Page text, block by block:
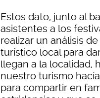
Estos dato, junto al
asistentes a los
realizar un análisis
turístico local para
llegan a la localidad,
nuestro turismo
para compartir en